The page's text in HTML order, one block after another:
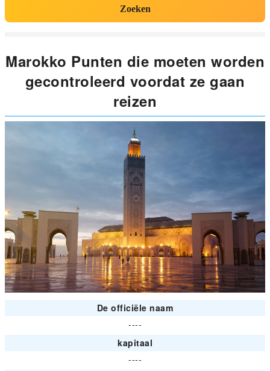
Zoeken
Marokko Punten die moeten worden
gecontroleerd voordat ze gaan
reizen
De officiële naam
----
kapitaal
----